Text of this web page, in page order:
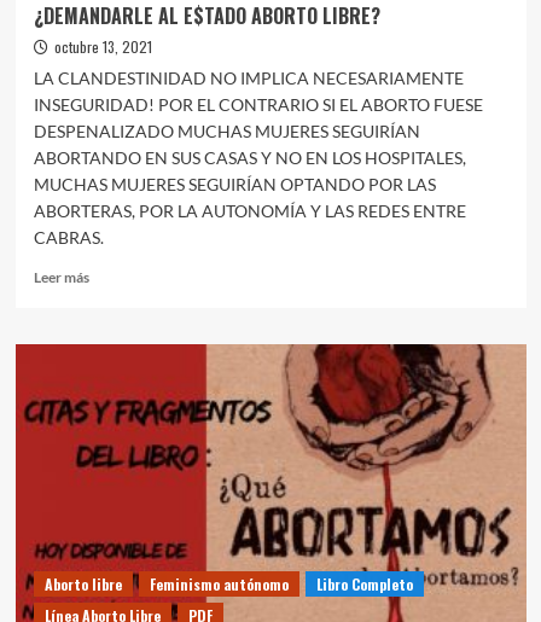
¿DEMANDARLE AL E$TADO ABORTO LIBRE?
octubre 13, 2021
LA CLANDESTINIDAD NO IMPLICA NECESARIAMENTE
INSEGURIDAD! POR EL CONTRARIO SI EL ABORTO FUESE
DESPENALIZADO MUCHAS MUJERES SEGUIRÍAN
ABORTANDO EN SUS CASAS Y NO EN LOS HOSPITALES,
MUCHAS MUJERES SEGUIRÍAN OPTANDO POR LAS
ABORTERAS, POR LA AUTONOMÍA Y LAS REDES ENTRE
CABRAS.
Leer másLeer
¿DEMANDARLE
ABORTO
Aborto libre Feminismo autónomo
Libro Completo
Línea Aborto Libre
PDF